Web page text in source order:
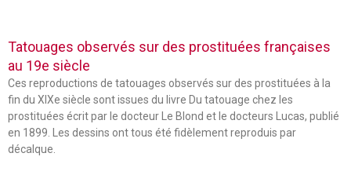
Tatouages observés sur des prostituées françaises
au 19e siècle
Ces reproductions de tatouages observés sur des prostituées à la
fin du XIXe siècle sont issues du livre Du tatouage chez les
prostituées écrit par le docteur Le Blond et le docteurs Lucas, publié
en 1899. Les dessins ont tous été fidèlement reproduis par
décalque.